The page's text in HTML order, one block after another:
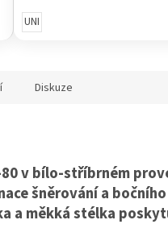
UNI
Diskuze
80 v bílo-stříbrném
šněrování a
a měkká stélka